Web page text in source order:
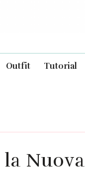
Outfit Tutorial
Nuova